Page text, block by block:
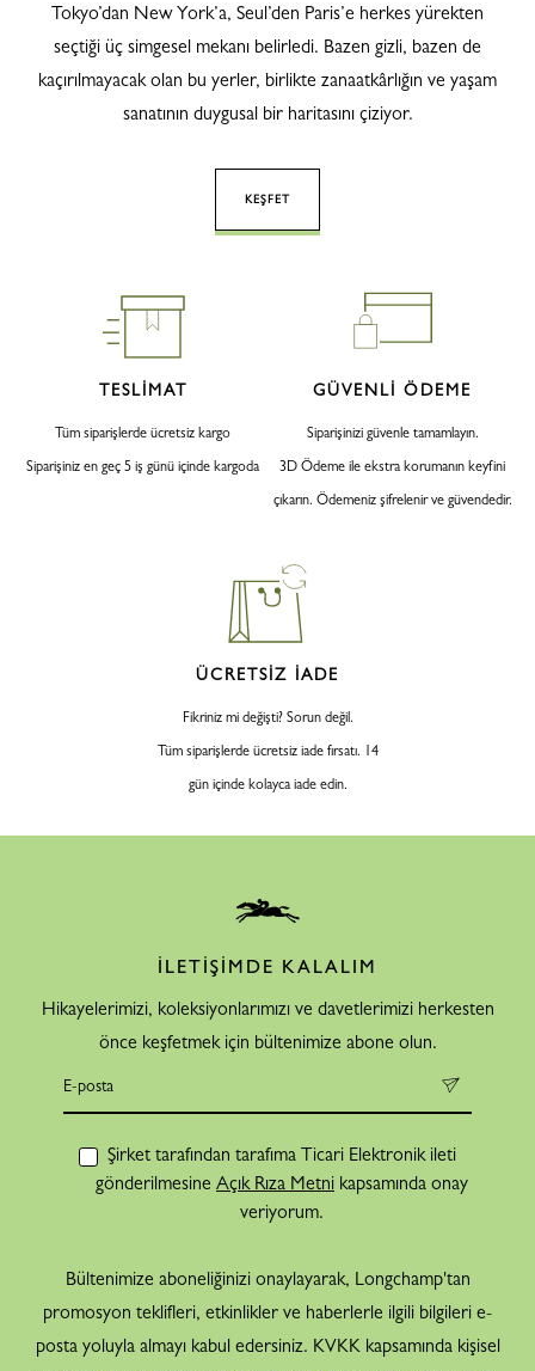
Tokyo’dan New York’a, Seul’den Paris’e herkes yürekten
seçtiği üç simgesel mekanı belirledi. Bazen gizli, bazen de
kaçırılmayacak olan bu yerler, birlikte zanaatkârlığın ve yaşam
sanatının duygusal bir haritasını çiziyor.
KEŞFET
TESLİMAT
Tüm siparişlerde ücretsiz kargo
Siparişiniz en geç 5 iş günü içinde kargoda
GÜVENLİ ÖDEME
Siparişinizi güvenle tamamlayın.
3D Ödeme ile ekstra korumanın keyfini
çıkarın. Ödemeniz şifrelenir ve güvendedir.
ÜCRETSİZ İADE
Fikriniz mi değişti? Sorun değil.
Tüm siparişlerde ücretsiz iade fırsatı. 14
gün içinde kolayca iade edin.
İLETİŞİMDE KALALIM
Hikayelerimizi, koleksiyonlarımızı ve davetlerimizi herkesten
önce keşfetmek için bültenimize abone olun.
Şirket tarafından tarafıma Ticari Elektronik ileti
gönderilmesine Açık Rıza Metni kapsamında onay
veriyorum.
Bültenimize aboneliğinizi onaylayarak, Longchamp'tan
promosyon teklifleri, etkinlikler ve haberlerle ilgili bilgileri e-
posta yoluyla almayı kabul edersiniz. KVKK kapsamında kişisel